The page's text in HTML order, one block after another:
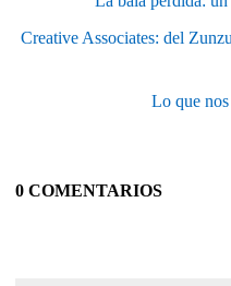
Creative Associates: del
Lo que
0 COMENTARIOS